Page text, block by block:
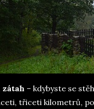
zátah – kdybyste se
třiceti kilometrů,